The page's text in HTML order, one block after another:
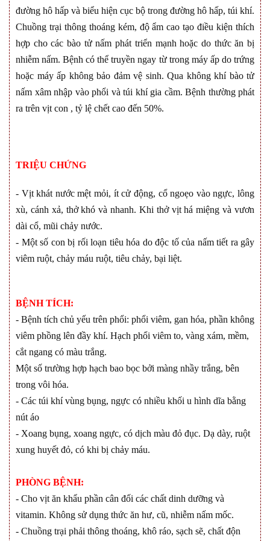
đường hô hấp và biểu hiện cục bộ trong đường hô hấp, túi khí.
Chuồng trại thông thoáng kém, độ ẩm cao tạo điều kiện thích
hợp cho các bào tử nấm phát triển mạnh hoặc do thức ăn bị
nhiễm nấm. Bệnh có thể truyền ngay từ trong máy ấp do trứng
hoặc máy ấp không bảo đảm vệ sinh. Qua không khí bào tử
nấm xâm nhập vào phổi và túi khí gia cầm. Bệnh thường phát
ra trên vịt con , tỷ lệ chết cao đến 50%.
TRIỆU CHỨNG
- Vịt khát nước mệt mỏi, ít cử động, cổ ngoẹo vào ngực, lông
xù, cánh xả, thở khó và nhanh. Khi thở vịt há miệng và vươn
dài cổ, mũi chảy nước.
- Một số con bị rối loạn tiêu hóa do độc tố của nấm tiết ra gây
viêm ruột, chảy máu ruột, tiêu chảy, bại liệt.
BỆNH TÍCH:
- Bệnh tích chủ yếu trên phổi: phổi viêm, gan hóa, phần không
viêm phồng lên đầy khí. Hạch phổi viêm to, vàng xám, mềm,
cắt ngang có màu trắng.
Một số trường hợp hạch bao bọc bởi màng nhầy trắng, bên
trong vôi hóa.
- Các túi khí vùng bụng, ngực có nhiều khối u hình dĩa bằng
nút áo
- Xoang bụng, xoang ngực, có dịch màu đỏ đục. Dạ dày, ruột
xung huyết đỏ, có khi bị chảy máu.
PHÒNG BỆNH:
- Cho vịt ăn khẩu phần cân đối các chất dinh dưỡng và
vitamin. Không sử dụng thức ăn hư, cũ, nhiễm nấm mốc.
- Chuồng trại phải thông thoáng, khô ráo, sạch sẽ, chất độn